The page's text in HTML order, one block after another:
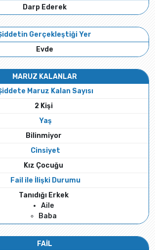
Darp Ederek
Gerçekleştiği Yer
Evde
MARUZ KALANLAR
Maruz Kalan Sayısı
2 Kişi
Yaş
Bilinmiyor
Cinsiyet
Kız Çocuğu
Fail ile İlişki Durumu
Tanıdığı Erkek
Aile
Baba
FAİL